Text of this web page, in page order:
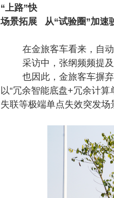
“上路”快
场景拓展
从“试验圈”加速
在金旅客车看来，自
采访中，张纲频频提
也因此，金旅客车摒弃
以“冗余智能底盘+冗余计
失联等极端单点失效突发场